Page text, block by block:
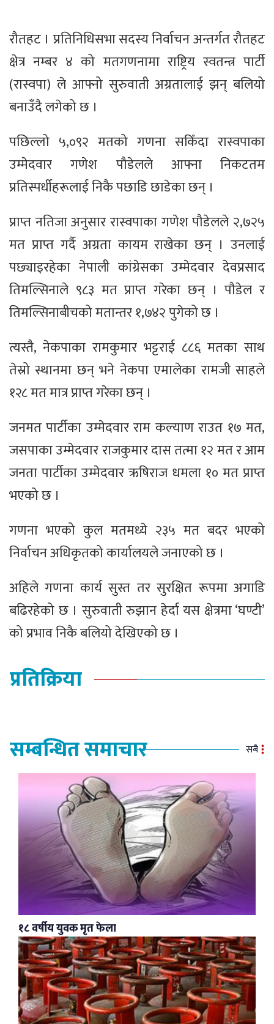
रौतहट । प्रतिनिधिसभा सदस्य निर्वाचन अन्तर्गत रौतहट
क्षेत्र नम्बर ४ को मतगणनामा राष्ट्रिय स्वतन्त्र पार्टी
(रास्वपा) ले आफ्नो सुरुवाती अग्रतालाई झन् बलियो
बनाउँदै लगेको छ ।
पछिल्लो ५,०९२ मतको गणना सकिँदा रास्वपाका
उम्मेदवार गणेश पौडेलले आफ्ना निकटतम
प्रतिस्पर्धीहरूलाई निकै पछाडि छाडेका छन् ।
प्राप्त नतिजा अनुसार रास्वपाका गणेश पौडेलले २,७२५
मत प्राप्त गर्दै अग्रता कायम राखेका छन् । उनलाई
पछ्याइरहेका नेपाली कांग्रेसका उम्मेदवार देवप्रसाद
तिमल्सिनाले ९८३ मत प्राप्त गरेका छन् । पौडेल र
तिमल्सिनाबीचको मतान्तर १,७४२ पुगेको छ ।
त्यस्तै, नेकपाका रामकुमार भट्टराई ८८६ मतका साथ
तेस्रो स्थानमा छन् भने नेकपा एमालेका रामजी साहले
१२८ मत मात्र प्राप्त गरेका छन् ।
जनमत पार्टीका उम्मेदवार राम कल्याण राउत १७ मत,
जसपाका उम्मेदवार राजकुमार दास तत्मा १२ मत र आम
जनता पार्टीका उम्मेदवार ऋषिराज धमला १० मत प्राप्त
भएको छ ।
गणना भएको कुल मतमध्ये २३५ मत बदर भएको
निर्वाचन अधिकृतको कार्यालयले जनाएको छ ।
अहिले गणना कार्य सुस्त तर सुरक्षित रूपमा अगाडि
बढिरहेको छ । सुरुवाती रुझान हेर्दा यस क्षेत्रमा ‘घण्टी’
को प्रभाव निकै बलियो देखिएको छ ।
प्रतिक्रिया
सम्बन्धित समाचार सबै
१८ वर्षीय युवक मृत फेला